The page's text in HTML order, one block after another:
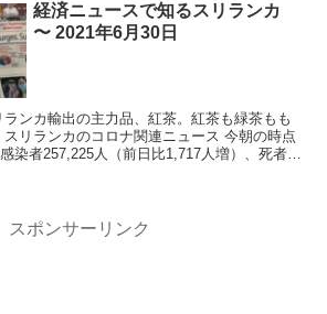
経済ニュースで知るスリランカ
〜 2021年6月30日
染者257,225人（前日比1,717人増）、死者
スポンサーリンク